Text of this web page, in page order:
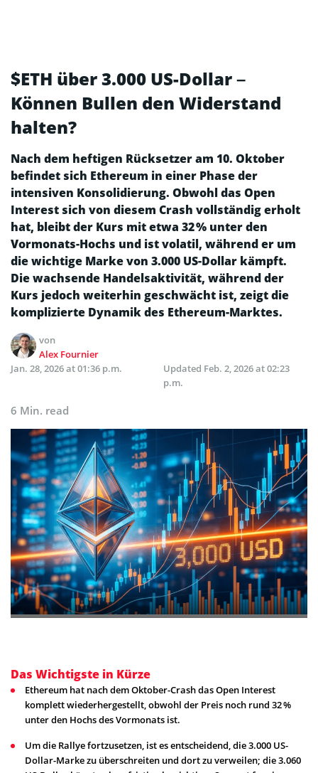
$ETH über 3.000 US-Dollar –
Können Bullen den Widerstand
halten?
Nach dem heftigen Rücksetzer am 10. Oktober
befindet sich Ethereum in einer Phase der
intensiven Konsolidierung. Obwohl das Open
Interest sich von diesem Crash vollständig erholt
hat, bleibt der Kurs mit etwa 32 % unter den
Vormonats-Hochs und ist volatil, während er um
die wichtige Marke von 3.000 US-Dollar kämpft.
Die wachsende Handelsaktivität, während der
Kurs jedoch weiterhin geschwächt ist, zeigt die
komplizierte Dynamik des Ethereum-Marktes.
von
Alex Fournier
Jan. 28, 2026 at 01:36 p.m.
Updated Feb. 2, 2026 at 02:23
p.m.
6 Min. read
Das Wichtigste in Kürze
Ethereum hat nach dem Oktober-Crash das Open Interest
komplett wiederhergestellt, obwohl der Preis noch rund 32 %
unter den Hochs des Vormonats ist.
Um die Rallye fortzusetzen, ist es entscheidend, die 3.000 US-
Dollar-Marke zu überschreiten und dort zu verweilen; die 3.060